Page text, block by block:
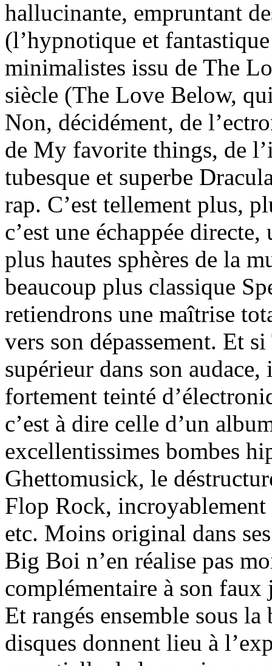
hallucinante, empruntant
(l’hypnotique et
minimalistes issu de The
siècle (The Love Below,
Non, décidément, de
de My favorite things, de
tubesque et superbe
rap. C’est tellement plus,
c’est une échappée
plus hautes sphères de la
beaucoup plus classique
retiendrons une maîtrise
vers son dépassement. Et
supérieur dans son
fortement teinté
c’est à dire celle d’un
excellentissimes bombes
Ghettomusick, le
Flop Rock, incroyablement
etc. Moins original dans
Big Boi n’en réalise pas
complémentaire à son
Et rangés ensemble sous
disques donnent lieu à